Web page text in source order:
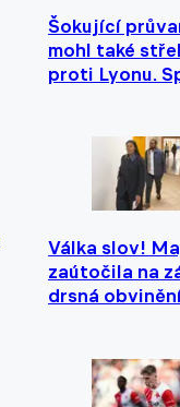
Šokující
mohl také
proti Lyonu.
Válka slov!
zaútočila na
drsná